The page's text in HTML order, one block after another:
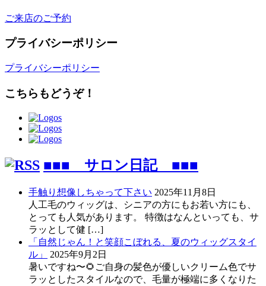
ご来店のご予約
プライバシーポリシー
プライバシーポリシー
こちらもどうぞ！
■■■ サロン日記 ■■■
手触り想像しちゃって下さい 2025年11月8日
人工毛のウィッグは、シニアの方にもお若い方にも、
とっても人気があります。 特徴はなんといっても、サ
ラッとして健 […]
「自然じゃん！と笑顔こぼれる、夏のウィッグスタイ
ル」
2025年9月2日
暑いですね〜🌻ご自身の髪色が優しいクリーム色でサ
ラッとしたスタイルなので、毛量が極端に多くなりた